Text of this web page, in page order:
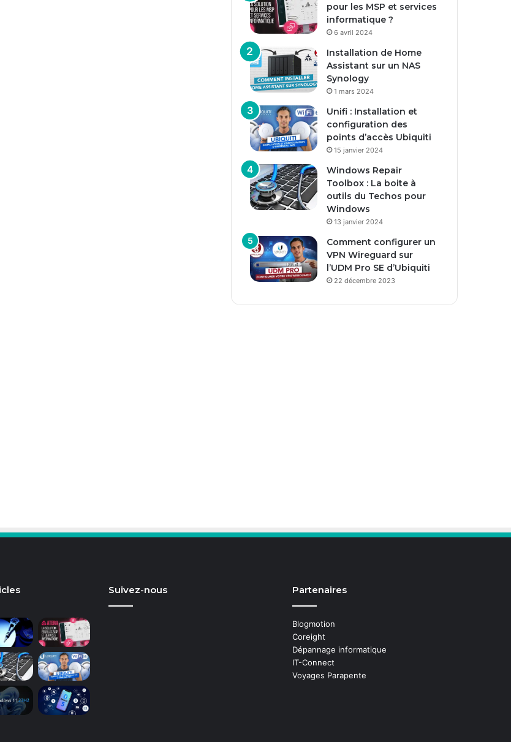
pour les MSP et services
informatique ?
6 avril 2024
Installation de Home
Assistant sur un NAS
Synology
1 mars 2024
Unifi : Installation et
configuration des
points d’accès Ubiquiti
15 janvier 2024
Windows Repair
Toolbox : La boite à
outils du Techos pour
Windows
13 janvier 2024
Comment configurer un
VPN Wireguard sur
l’UDM Pro SE d’Ubiquiti
22 décembre 2023
Suivez-nous Partenaires
Blogmotion
Coreight
Dépannage informatique
IT-Connect
Voyages Parapente